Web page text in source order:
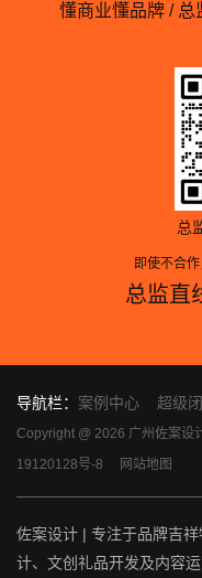
懂商业懂品牌 / 总
总
即使不合
总监直
导航栏： 案例中心 超级
Copyright @ 2026 广州佐案
19120128号-8
网站地图
佐案设计 | 专注于品牌吉
计、文创礼品开发及内容